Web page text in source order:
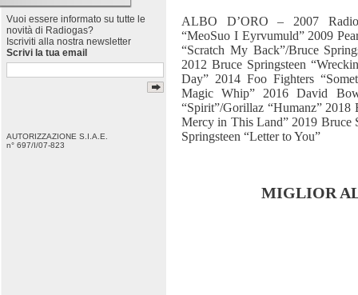
Vuoi essere informato su tutte le
novità di Radiogas?
Iscriviti alla nostra newsletter
Scrivi la tua email
AUTORIZZAZIONE S.I.A.E.
n° 697/I/07-823
ALBO D’ORO – 2007
“MeoSuo I Eyrvumuld” 2009
“Scratch My Back”/Bruce
2012 Bruce Springsteen
Day” 2014 Foo Fighters
Magic Whip” 2016 David
“Spirit”/Gorillaz “Humanz”
Mercy in This Land” 2019 Bruce
Springsteen “Letter to You”
MIGLIOR